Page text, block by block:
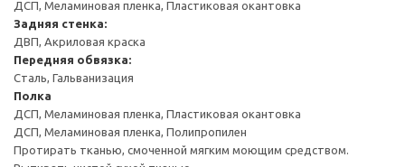
ДСП, Меламиновая пленка, Пластиковая окантовка
Задняя стенка:
ДВП, Акриловая краска
Передняя обвязка:
Сталь, Гальванизация
Полка
ДСП, Меламиновая пленка, Пластиковая окантовка
ДСП, Меламиновая пленка, Полипропилен
Протирать тканью, смоченной мягким моющим средством.